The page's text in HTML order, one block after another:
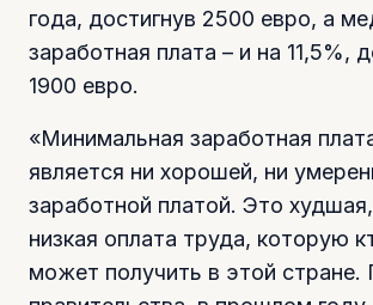
года, достигнув 2500 евро, а
заработная плата – и на 11,5%,
1900 евро.
«Минимальная заработная
является ни хорошей, ни
заработной платой. Это
низкая оплата труда, которую
может получить в этой